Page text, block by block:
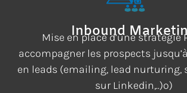
Inbound
Mise en place d’une stratégie
accompagner les prospects
en leads (emailing, lead nurturing,
sur Linkedin,..)o)